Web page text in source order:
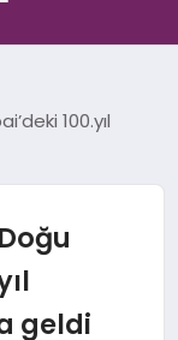
100.yıl
geldi